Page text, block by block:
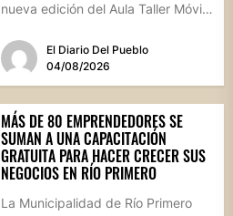
nueva edición del Aula Taller Móvil
El Diario Del Pueblo
04/08/2026
MÁS DE 80 EMPRENDEDORES SE
SUMAN A UNA CAPACITACIÓN
GRATUITA PARA HACER CRECER SUS
NEGOCIOS EN RÍO PRIMERO
La Municipalidad de Río Primero